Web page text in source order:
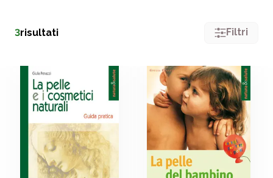
3risultati Filtri